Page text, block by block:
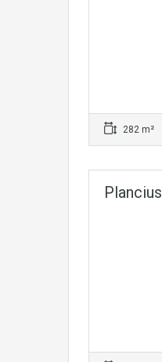
282 m²